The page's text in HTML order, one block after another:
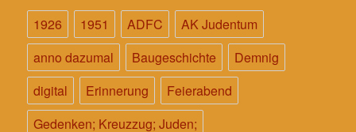
1926 1951 ADFC
AK Judentum
anno dazumal
Baugeschichte
Demnig
digital
Erinnerung
Feierabend
Gedenken; Kreuzzug; Juden;